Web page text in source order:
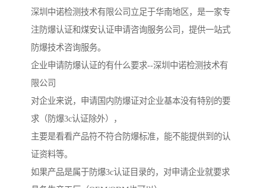
深圳中诺检测技术有限公司立足于华南地区，是一家专
注防爆认证和煤安认证申请咨询服务公司，提供一站式
防爆技术咨询服务。
企业申请防爆认证的有什么要求--深圳中诺检测技术有
限公司
对企业来说，申请国内防爆证对企业基本没有特别的要
求（防爆3c认证除外），
主要是看看产品符不符合防爆标准，能不能提供到的认
证资料等。
如果产品是属于防爆3c认证目录的，对申请企业就要求